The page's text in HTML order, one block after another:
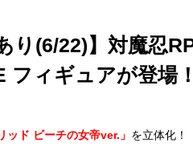
り(6/22)】対魔忍
フィギュアが登場！
ッド ビーチの女帝ver.」 を立体化！